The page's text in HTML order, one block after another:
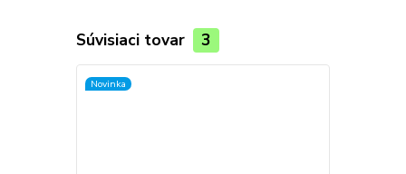
Súvisiaci tovar 3
Novinka